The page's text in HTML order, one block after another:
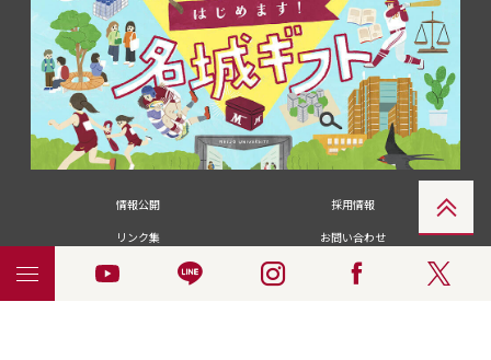
情報公開
採用情報
リンク集
お問い合わせ
メディアの皆さま
卒業生の皆さま